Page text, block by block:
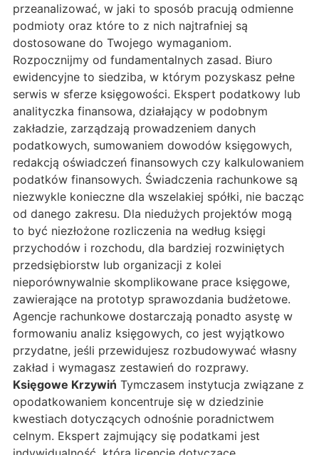
przeanalizować, w jaki to sposób pracują odmienne
podmioty oraz które to z nich najtrafniej są
dostosowane do Twojego wymaganiom.
Rozpocznijmy od fundamentalnych zasad. Biuro
ewidencyjne to siedziba, w którym pozyskasz pełne
serwis w sferze księgowości. Ekspert podatkowy lub
analityczka finansowa, działający w podobnym
zakładzie, zarządzają prowadzeniem danych
podatkowych, sumowaniem dowodów księgowych,
redakcją oświadczeń finansowych czy kalkulowaniem
podatków finansowych. Świadczenia rachunkowe są
niezwykle konieczne dla wszelakiej spółki, nie bacząc
od danego zakresu. Dla niedużych projektów mogą
to być niezłożone rozliczenia na według księgi
przychodów i rozchodu, dla bardziej rozwiniętych
przedsiębiorstw lub organizacji z kolei
nieporównywalnie skomplikowane prace księgowe,
zawierające na prototyp sprawozdania budżetowe.
Agencje rachunkowe dostarczają ponadto asystę w
formowaniu analiz księgowych, co jest wyjątkowo
przydatne, jeśli przewidujesz rozbudowywać własny
zakład i wymagasz zestawień do rozprawy.
Księgowe Krzywiń Tymczasem instytucja związane z
opodatkowaniem koncentruje się w dziedzinie
kwestiach dotyczących odnośnie poradnictwem
celnym. Ekspert zajmujący się podatkami jest